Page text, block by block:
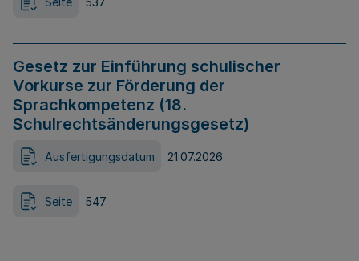
Gesetz zur Einführung schulischer
Vorkurse zur Förderung der
Sprachkompetenz (18.
Schulrechtsänderungsgesetz)
Ausfertigungsdatum 21.07.2026
Seite 547